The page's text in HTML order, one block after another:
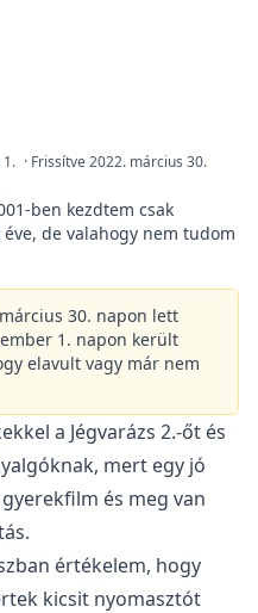
1. · Frissítve 2022. március 30.
ben kezdtem csak
de valahogy nem tudom
30. napon lett
1. napon került
elavult vagy már nem
a Jégvarázs 2.-őt és
mert egy jó
és meg van
értékelem, hogy
kicsit nyomasztót